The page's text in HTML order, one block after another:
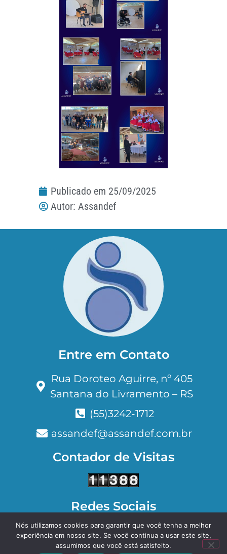
Publicado em 25/09/2025
Autor: Assandef
Entre em Contato
Rua Doroteo Aguirre, nº 405
Santana do Livramento – RS
(55)3242-1712
assandef@assandef.com.br
Contador de Visitas
Redes Sociais
Facebook Instagram
Nós utilizamos cookies para garantir que você tenha a melhor
experiência em nosso site. Se você continua a usar este site,
assumimos que você está satisfeito.